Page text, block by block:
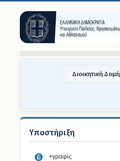
Διοικητική Δομή
Υποστήριξη
+γραφίς